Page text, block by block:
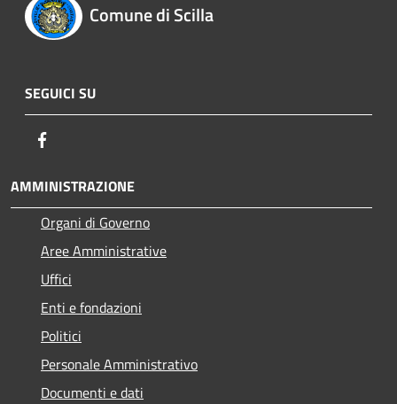
Comune di Scilla
SEGUICI SU
AMMINISTRAZIONE
Organi di Governo
Aree Amministrative
Uffici
Enti e fondazioni
Politici
Personale Amministrativo
Documenti e dati